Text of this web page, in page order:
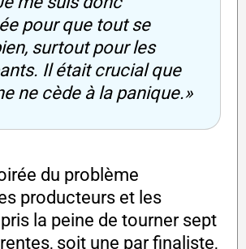
pour que tout se
surtout pour les
Il était crucial que
ne cède à la panique.»
du problème
producteurs et les
la peine de tourner sept
soit une par finaliste,